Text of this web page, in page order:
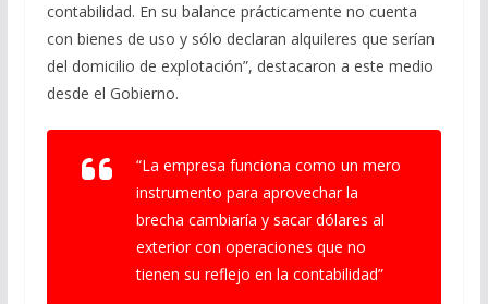
contabilidad. En su balance prácticamente no cuenta
con bienes de uso y sólo declaran alquileres que serían
del domicilio de explotación”, destacaron a este medio
desde el Gobierno.
“La empresa funciona como un mero
instrumento para aprovechar la
brecha cambiaría y sacar dólares al
exterior con operaciones que no
tienen su reflejo en la contabilidad”